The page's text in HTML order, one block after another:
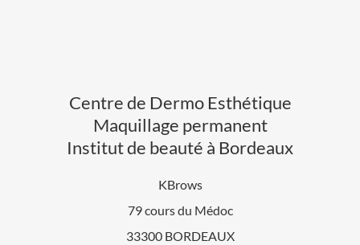
Centre de Dermo Esthétique
Maquillage permanent
Institut de beauté à Bordeaux
KBrows
79 cours du Médoc
33300 BORDEAUX